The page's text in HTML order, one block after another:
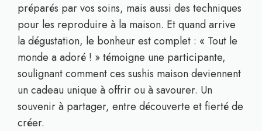
préparés par vos soins, mais aussi des techniques
pour les reproduire à la maison. Et quand arrive
la dégustation, le bonheur est complet : « Tout le
monde a adoré ! » témoigne une participante,
soulignant comment ces sushis maison deviennent
un cadeau unique à offrir ou à savourer. Un
souvenir à partager, entre découverte et fierté de
créer.